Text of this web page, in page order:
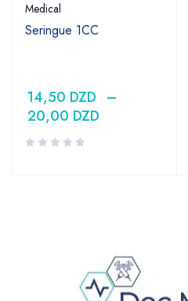
Medical
Seringue 1CC
14,50 DZD –
20,00 DZD